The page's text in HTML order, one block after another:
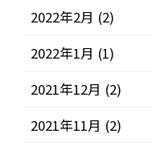
2022年2月 (2)
2022年1月 (1)
2021年12月 (2)
2021年11月 (2)